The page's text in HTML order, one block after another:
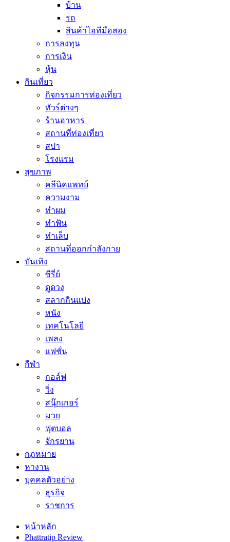
บ้าน
รถ
สินค้าไอทีมือสอง
การลงทุน
การเงิน
หุ้น
กินเที่ยว
กิจกรรมการท่องเที่ยว
ทัวร์ต่างๆ
ร้านอาหาร
สถานที่ท่องเที่ยว
สปา
โรงแรม
สุขภาพ
คลีนิคแพทย์
ความงาม
ทำผม
ทำฟัน
ทำเล็บ
สถานที่ออกกำลังกาย
บันเทิง
ซีรี่ย์
ดูดวง
สลากกินแบ่ง
หนัง
เทคโนโลยี
เพลง
แฟชั่น
กีฬา
กอล์ฟ
วิ่ง
สนุ๊กเกอร์
มวย
ฟุตบอล
จักรยาน
กฏหมาย
หางาน
บุคคลตัวอย่าง
ธุรกิจ
ราชการ
หน้าหลัก
Phattratip Review